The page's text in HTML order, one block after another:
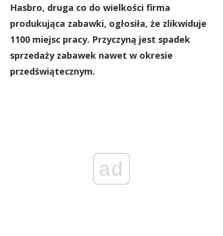
Hasbro, druga co do wielkości firma
produkująca zabawki, ogłosiła, że zlikwiduje
1100 miejsc pracy. Przyczyną jest spadek
sprzedaży zabawek nawet w okresie
przedświątecznym.
ad